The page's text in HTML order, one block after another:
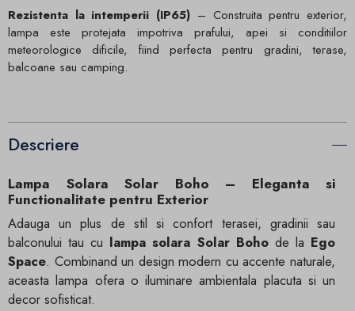
Rezistenta la intemperii (IP65) – Construita pentru exterior,
lampa este protejata impotriva prafului, apei si conditiilor
meteorologice dificile, fiind perfecta pentru gradini, terase,
balcoane sau camping.
Descriere
Lampa Solara Solar Boho – Eleganta si
Functionalitate pentru Exterior
Adauga un plus de stil si confort terasei, gradinii sau
balconului tau cu lampa solara Solar Bohode la Ego
Space. Combinand un design modern cu accente naturale,
aceasta lampa ofera o iluminare ambientala placuta si un
decor sofisticat.